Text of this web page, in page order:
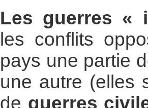
Les guerres «
les conflits
pays une partie
une autre (elles
de guerres